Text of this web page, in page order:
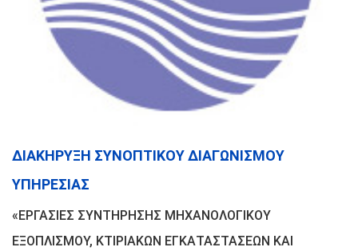
ΔΙΑΚΗΡΥΞΗ ΣΥΝΟΠΤΙΚΟΥ ΔΙΑΓΩΝΙΣΜΟΥ
ΥΠΗΡΕΣΙΑΣ
«ΕΡΓΑΣΙΕΣ ΣΥΝΤΗΡΗΣΗΣ ΜΗΧΑΝΟΛΟΓΙΚΟΥ
ΕΞΟΠΛΙΣΜΟΥ, ΚΤΙΡΙΑΚΩΝ ΕΓΚΑΤΑΣΤΑΣΕΩΝ ΚΑΙ